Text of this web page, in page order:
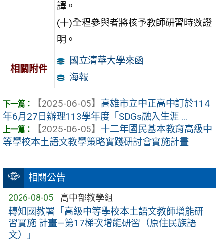
相關公告
2026-08-05 高中部教學組
轉知國教署「高級中等學校本土語文教師增能研
習實施 計畫—第17梯次增能研習（原住民族語
文）」
譯。
(十)全程參與者將核予教師研習時數證
明。
相關附件
國立清華大學來函
海報
【2025-06-05】 高雄市立中正高中訂於114
年6月27日辦理113學年度「SDGs融入生涯 ...
【2025-06-05】 十二年國民基本教育高級中
等學校本土語文教學策略實踐研討會實施計畫